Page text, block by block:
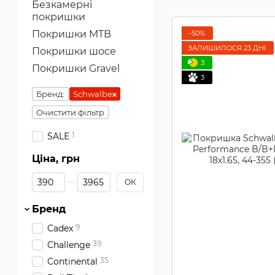
−50%
ЗАЛИШИЛОСЯ 23 ДНІ
3
3
Безкамерні
покришки
Покришки MTB
Покришки шосе
Покришки Gravel
Бренд:
Schwalbe
Очистити фільтр
SALE 1
Ціна, грн
Від Ціна, грн
До Ціна, грн ОК
Бренд
Cadex 9
Challenge 39
Continental 35